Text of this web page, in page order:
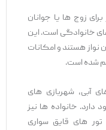
زوج ‌ها یا جوانان
خانوادگی است. این
هستند و امکانات
شده است.
آبی، شهربازی‌ های
خانواده‌ ها نیز
های قایق ‌سواری